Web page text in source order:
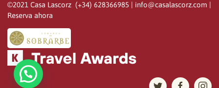
©2021 Casa Lascorz (+34) 628366985 | info@casalascorz.com |
Reserva ahora